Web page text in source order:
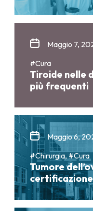
Maggio 7,
#Cura
Tiroide nelle
più frequenti
Maggio 6,
#Chirurgia, #Cura
Tumore
certificazione